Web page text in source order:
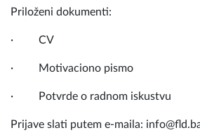
Priloženi dokumenti:
· CV
· Motivaciono pismo
· Potvrde o radnom iskustvu
Prijave slati putem e-maila: